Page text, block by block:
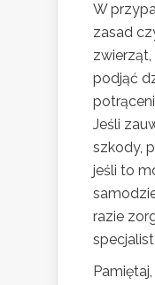
W
zasad
zwierząt,
podjąć
Jeśli
szkody,
jeśli to
razie